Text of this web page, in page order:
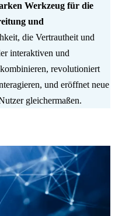
Werkzeug für die
und
die Vertrautheit und
interaktiven und
revolutioniert
und eröffnet neue
gleichermaßen.